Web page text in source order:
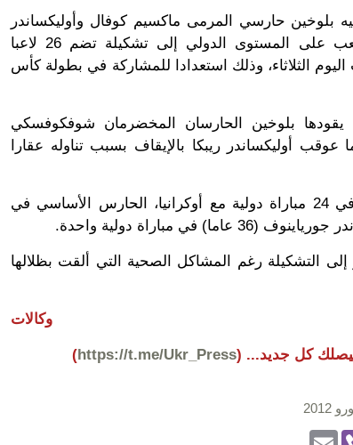
بلوخين حارسي المرمى ماكسيم كوفال وأوليكساندر
باندورا اللذين لم يسبق لهما اللعب على المستوى الدولي إلى تشكيلة تضم 26 لاعبا
الثلاثاء، وذلك استعدادا للمشاركة في بطولة كأس
يقودها بلوخين الحارسان المخضرمان شوفكوفسكي
عوقب أوليكساندر ريبكا بالإيقاف بسبب تناوله عقارا
ويعد أندريه بياتوف، الذي شارك في 24 مباراة دولية مع أوكرانيا، الحارس الأساسي في
في مباراة دولية واحدة.
التشكيلة رغم المشاكل الصحية التي ألقت بظلالها
وكالات
كل جديد... (
https://t.me/Ukr_Press
)